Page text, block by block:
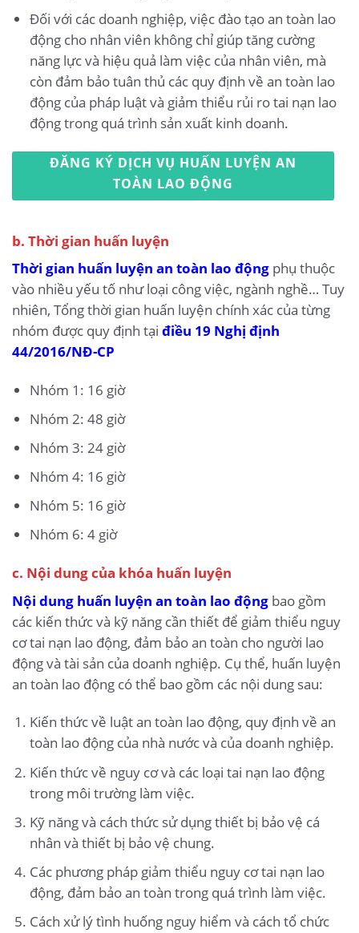
Đối với các doanh nghiệp, việc đào tạo an toàn lao
động cho nhân viên không chỉ giúp tăng cường
năng lực và hiệu quả làm việc của nhân viên, mà
còn đảm bảo tuân thủ các quy định về an toàn lao
động của pháp luật và giảm thiểu rủi ro tai nạn lao
động trong quá trình sản xuất kinh doanh.
ĐĂNG KÝ DỊCH VỤ HUẤN LUYỆN AN
TOÀN LAO ĐỘNG
b. Thời gian huấn luyện
Thời gian huấn luyện an toàn lao động phụ thuộc
vào nhiều yếu tố như loại công việc, ngành nghề… Tuy
nhiên, Tổng thời gian huấn luyện chính xác của từng
nhóm được quy định tại điều 19 Nghị định
44/2016/NĐ-CP
Nhóm 1: 16 giờ
Nhóm 2: 48 giờ
Nhóm 3: 24 giờ
Nhóm 4: 16 giờ
Nhóm 5: 16 giờ
Nhóm 6: 4 giờ
c. Nội dung của khóa huấn luyện
Nội dung huấn luyện an toàn lao động bao gồm
các kiến thức và kỹ năng cần thiết để giảm thiểu nguy
cơ tai nạn lao động, đảm bảo an toàn cho người lao
động và tài sản của doanh nghiệp. Cụ thể, huấn luyện
an toàn lao động có thể bao gồm các nội dung sau:
Kiến thức về luật an toàn lao động, quy định về an
toàn lao động của nhà nước và của doanh nghiệp.
Kiến thức về nguy cơ và các loại tai nạn lao động
trong môi trường làm việc.
Kỹ năng và cách thức sử dụng thiết bị bảo vệ cá
nhân và thiết bị bảo vệ chung.
Các phương pháp giảm thiểu nguy cơ tai nạn lao
động, đảm bảo an toàn trong quá trình làm việc.
Cách xử lý tình huống nguy hiểm và cách tổ chức